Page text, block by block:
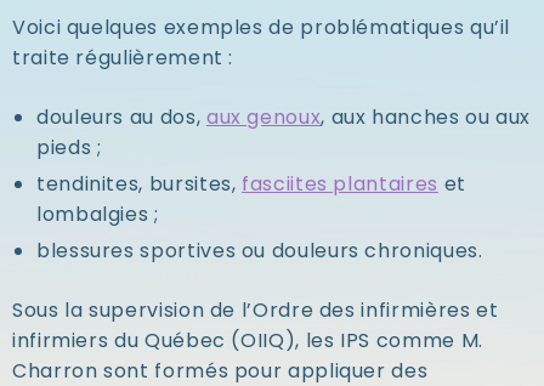
Voici quelques exemples de problématiques qu’il
traite régulièrement :
douleurs au dos, aux genoux, aux hanches ou aux
pieds ;
tendinites, bursites, fasciites plantaires et
lombalgies ;
blessures sportives ou douleurs chroniques.
Sous la supervision de l’Ordre des infirmières et
infirmiers du Québec (OIIQ), les IPS comme M.
Charron sont formés pour appliquer des